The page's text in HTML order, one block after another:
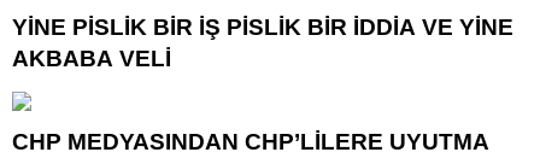
YİNE PİSLİK BİR İŞ PİSLİK BİR İDDİA VE YİNE
AKBABA VELİ
CHP MEDYASINDAN CHP’LİLERE UYUTMA